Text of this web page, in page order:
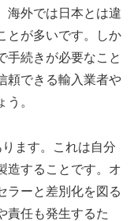
海外では日本とは違
とが多いです。しか
手続きが必要なこと
頼できる輸入業者や
。
ます。これは自分
造することです。オ
ラーと差別化を図る
責任も発生するた